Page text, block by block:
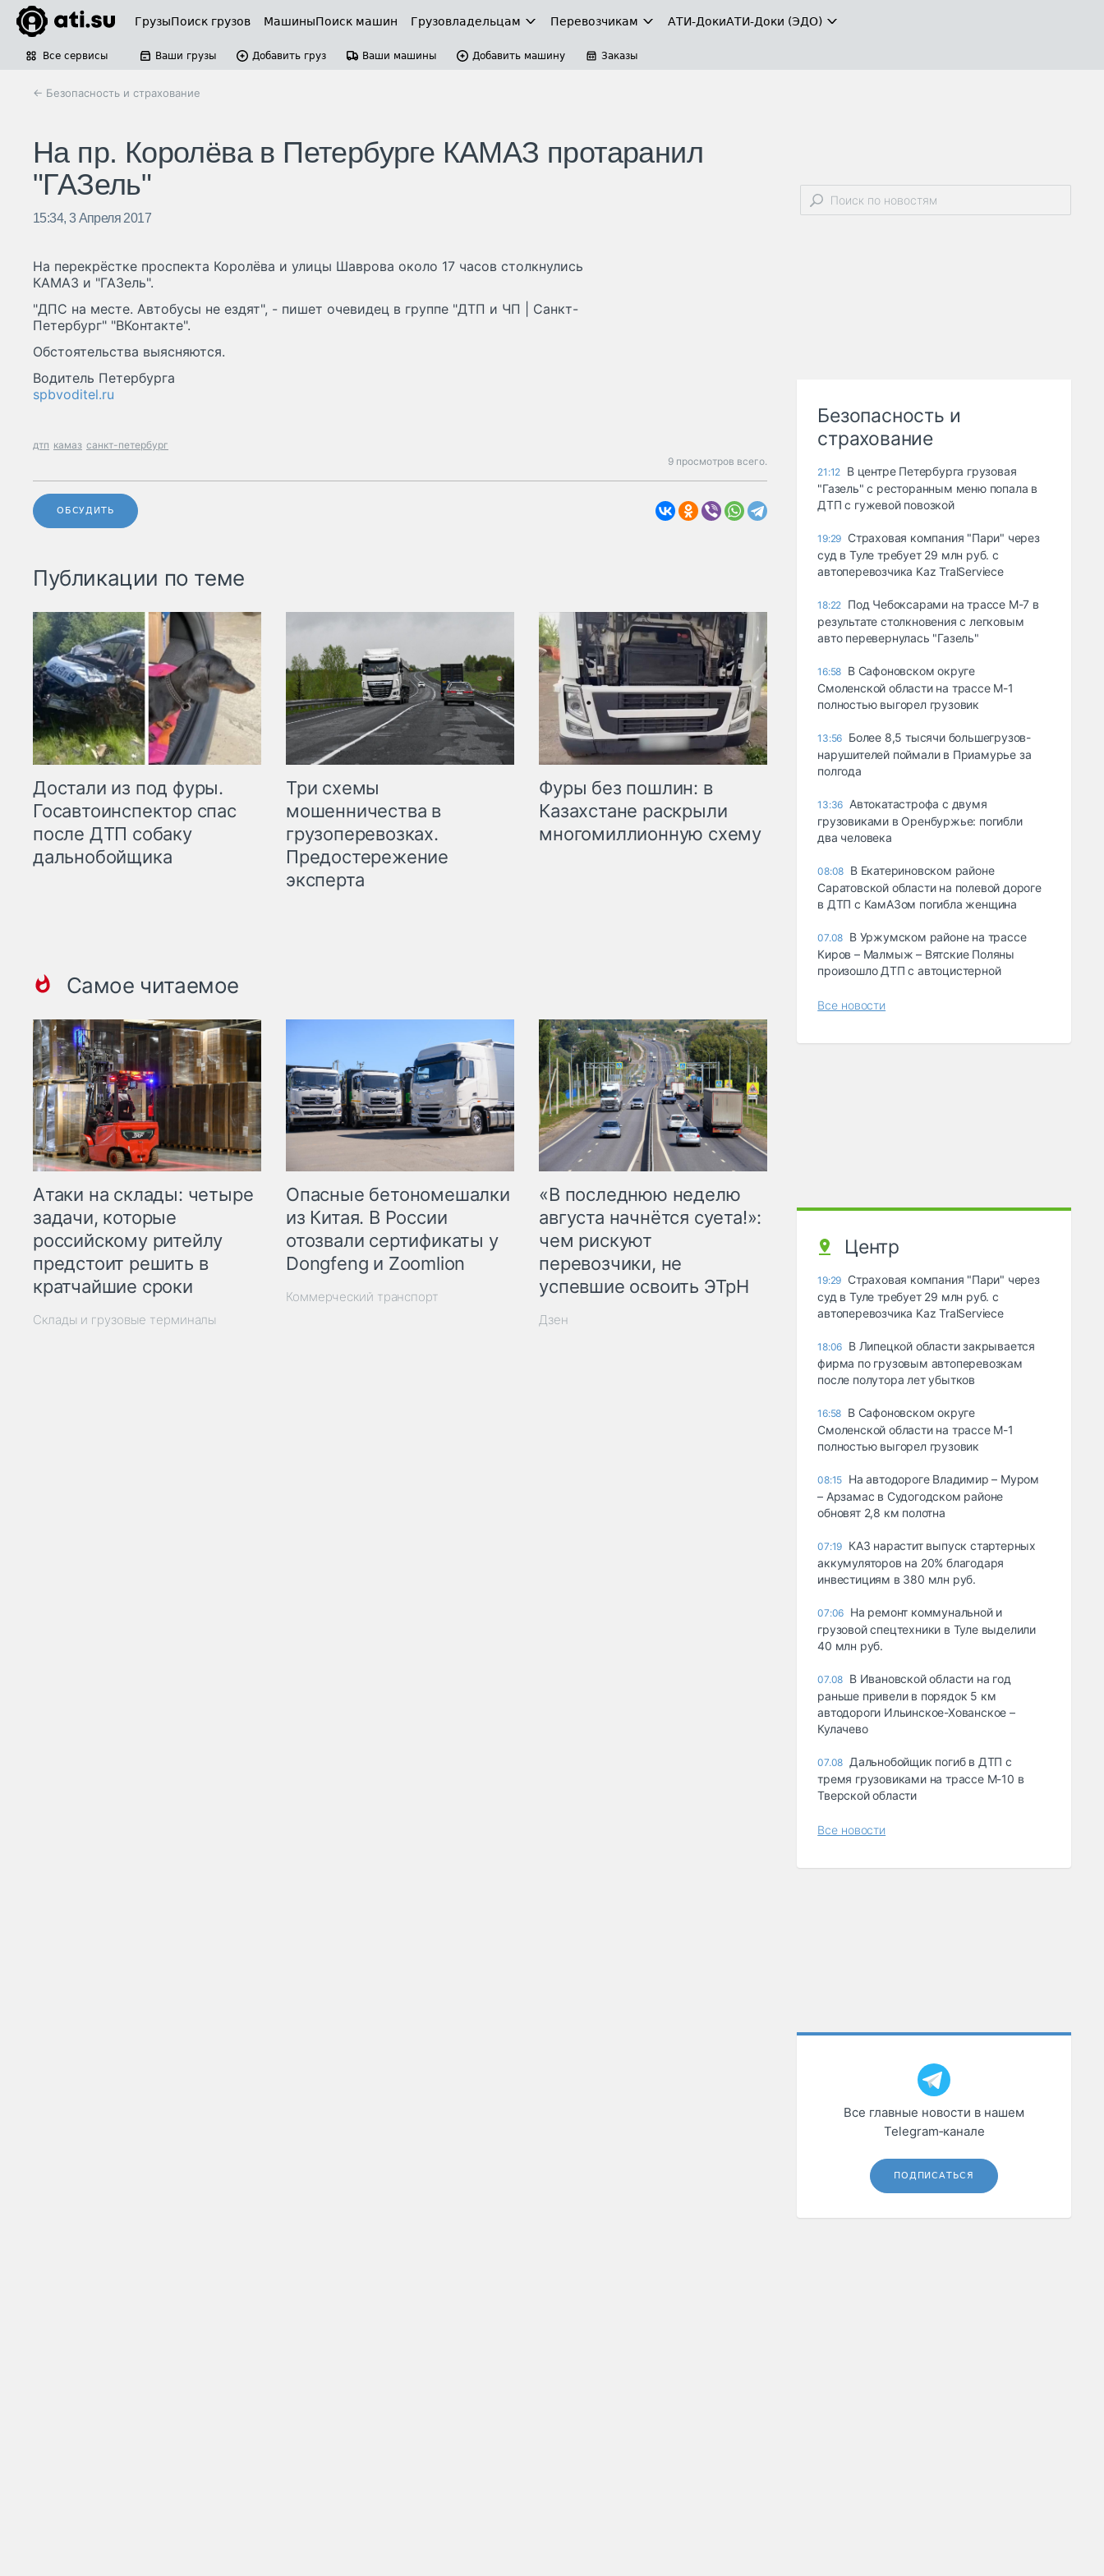
ГрузыПоиск грузов МашиныПоиск машин Грузовладельцам Перевозчикам АТИ-ДокиАТИ-Доки (ЭДО)
Все сервисы Ваши грузы Добавить груз Ваши машины Добавить машину Заказы
← Безопасность и страхование
На пр. Королёва в Петербурге КАМАЗ протаранил
"ГАЗель"
15:34, 3 Апреля 2017
На перекрёстке проспекта Королёва и улицы Шаврова около 17 часов столкнулись
КАМАЗ и "ГАЗель".
"ДПС на месте. Автобусы не ездят", - пишет очевидец в группе "ДТП и ЧП | Санкт-
Петербург" "ВКонтакте".
Обстоятельства выясняются.
Водитель Петербурга
spbvoditel.ru
дтп камаз санкт-петербург
9 просмотров всего.
ОБСУДИТЬ
Публикации по теме
Достали из под фуры.
Госавтоинспектор спас
после ДТП собаку
дальнобойщика
Три схемы
мошенничества в
грузоперевозках.
Предостережение
эксперта
Фуры без пошлин: в
Казахстане раскрыли
многомиллионную схему
Самое читаемое
Атаки на склады: четыре
задачи, которые
российскому ритейлу
предстоит решить в
кратчайшие сроки
Склады и грузовые терминалы
Опасные бетономешалки
из Китая. В России
отозвали сертификаты у
Dongfeng и Zoomlion
Коммерческий транспорт
«В последнюю неделю
августа начнётся суета!»:
чем рискуют
перевозчики, не
успевшие освоить ЭТрН
Дзен
Безопасность и
страхование
21:12 В центре Петербурга грузовая
"Газель" с ресторанным меню попала в
ДТП с гужевой повозкой
19:29 Страховая компания "Пари" через
суд в Туле требует 29 млн руб. с
автоперевозчика Kaz TralServiece
18:22 Под Чебоксарами на трассе М-7 в
результате столкновения с легковым
авто перевернулась "Газель"
16:58 В Сафоновском округе
Смоленской области на трассе М-1
полностью выгорел грузовик
13:56 Более 8,5 тысячи большегрузов-
нарушителей поймали в Приамурье за
полгода
13:36 Автокатастрофа с двумя
грузовиками в Оренбуржье: погибли
два человека
08:08 В Екатериновском районе
Саратовской области на полевой дороге
в ДТП с КамАЗом погибла женщина
07.08 В Уржумском районе на трассе
Киров – Малмыж – Вятские Поляны
произошло ДТП с автоцистерной
Все новости
Центр
19:29 Страховая компания "Пари" через
суд в Туле требует 29 млн руб. с
автоперевозчика Kaz TralServiece
18:06 В Липецкой области закрывается
фирма по грузовым автоперевозкам
после полутора лет убытков
16:58 В Сафоновском округе
Смоленской области на трассе М-1
полностью выгорел грузовик
08:15 На автодороге Владимир – Муром
– Арзамас в Судогодском районе
обновят 2,8 км полотна
07:19 КАЗ нарастит выпуск стартерных
аккумуляторов на 20% благодаря
инвестициям в 380 млн руб.
07:06 На ремонт коммунальной и
грузовой спецтехники в Туле выделили
40 млн руб.
07.08 В Ивановской области на год
раньше привели в порядок 5 км
автодороги Ильинское-Хованское –
Кулачево
07.08 Дальнобойщик погиб в ДТП с
тремя грузовиками на трассе М-10 в
Тверской области
Все новости
Все главные новости в нашем
Telegram‑канале
ПОДПИСАТЬСЯ